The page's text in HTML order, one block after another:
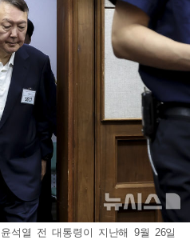
석열 전 대통령이 지난해 9월 26일